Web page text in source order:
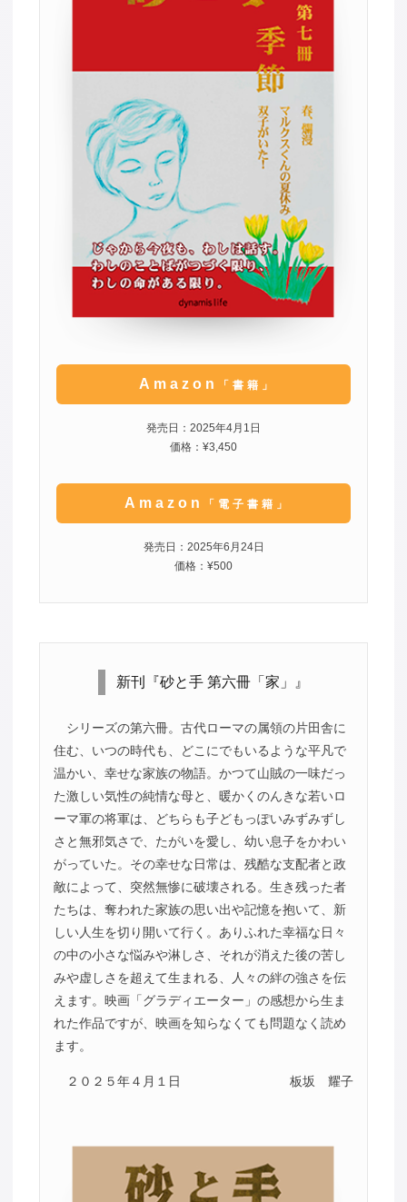
Amazon 「書籍」
発売日：2025年4月1日
価格：¥3,450
Amazon 「電子書籍」
発売日：2025年6月24日
価格：¥500
新刊『砂と手 第六冊「家」』
シリーズの第六冊。古代ローマの属領の片田舎に
住む、いつの時代も、どこにでもいるような平凡で
温かい、幸せな家族の物語。かつて山賊の一味だっ
た激しい気性の純情な母と、暖かくのんきな若いロ
ーマ軍の将軍は、どちらも子どもっぽいみずみずし
さと無邪気さで、たがいを愛し、幼い息子をかわい
がっていた。その幸せな日常は、残酷な支配者と政
敵によって、突然無惨に破壊される。生き残った者
たちは、奪われた家族の思い出や記憶を抱いて、新
しい人生を切り開いて行く。ありふれた幸福な日々
の中の小さな悩みや淋しさ、それが消えた後の苦し
みや虚しさを超えて生まれる、人々の絆の強さを伝
えます。映画「グラディエーター」の感想から生ま
れた作品ですが、映画を知らなくても問題なく読め
ます。
２０２５年４月１日 板坂 耀子